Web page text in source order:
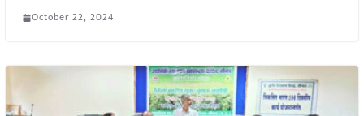
October 22, 2024